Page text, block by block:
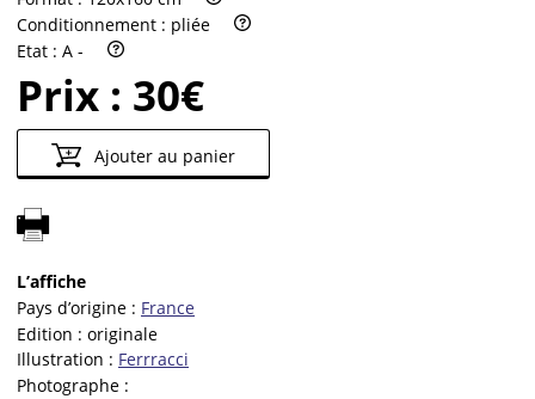
Conditionnement : pliée
Etat : A -
Prix : 30€
Ajouter au panier
L’affiche
Pays d’origine : France
Edition : originale
Illustration : Ferrracci
Photographe :